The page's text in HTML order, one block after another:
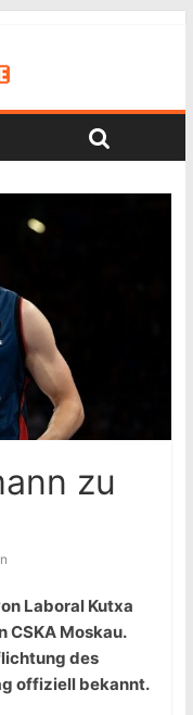
zu
Laboral Kutxa
CSKA Moskau.
des
offiziell bekannt.